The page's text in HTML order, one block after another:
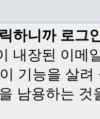
하니까 로그
내장된 이메
기능을 살
남용하는 것